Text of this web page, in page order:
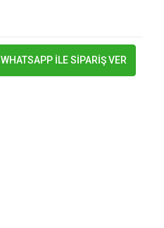
WHATSAPP İLE SİPARİŞ VER